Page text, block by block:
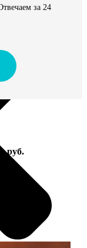
за 24
руб.